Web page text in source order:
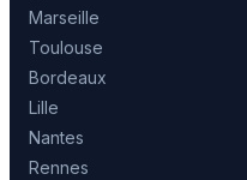
Marseille
Toulouse
Bordeaux
Lille
Nantes
Rennes